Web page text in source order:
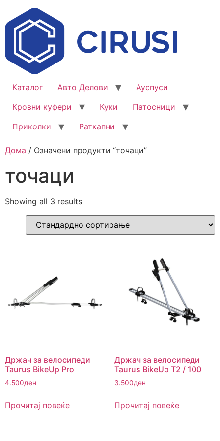
Каталог Авто Делови
Ауспуси
Кровни куфери
Куки
Патосници
Приколки
Раткапни
Дома / Означени продукти “точаци”
точаци
Showing all 3 results
Држач за велосипеди
Taurus BikeUp Pro
4.500ден
Прочитај повеќе
Држач за велосипеди
Taurus BikeUp T2 / 100
3.500ден
Прочитај повеќе